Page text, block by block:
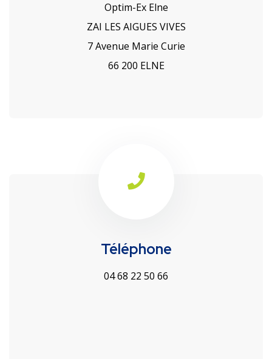
Optim-Ex Elne
ZAI LES AIGUES VIVES
7 Avenue Marie Curie
66 200 ELNE
Téléphone
04 68 22 50 66